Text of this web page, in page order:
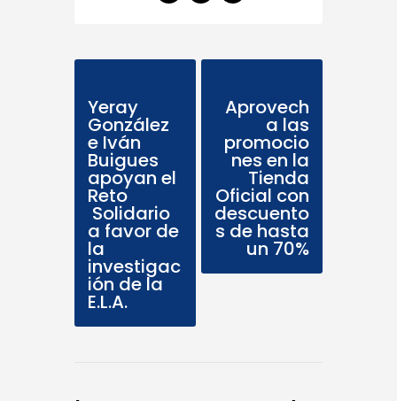
Yeray
González
e Iván
Buigues
apoyan el
Reto
Solidario
a favor de
la
investigac
ión de la
E.L.A.
Aprovech
a las
promocio
nes en la
Tienda
Oficial con
descuento
s de hasta
un 70%